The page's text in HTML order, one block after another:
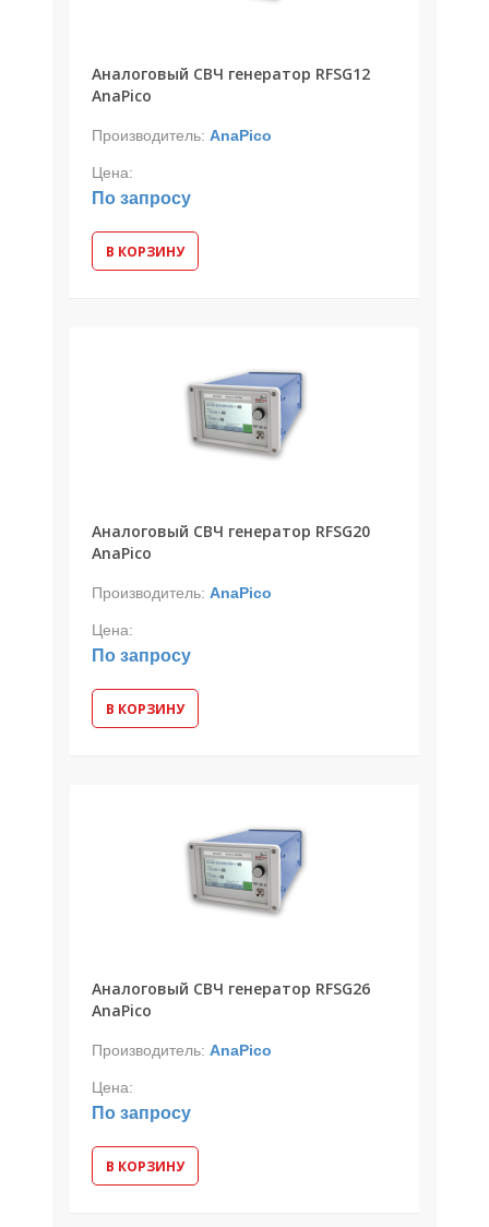
Аналоговый СВЧ генератор RFSG12
AnaPico
Производитель: AnaPico
Цена:
По запросу
В КОРЗИНУ
Аналоговый СВЧ генератор RFSG20
AnaPico
Производитель: AnaPico
Цена:
По запросу
В КОРЗИНУ
Аналоговый СВЧ генератор RFSG26
AnaPico
Производитель: AnaPico
Цена:
По запросу
В КОРЗИНУ